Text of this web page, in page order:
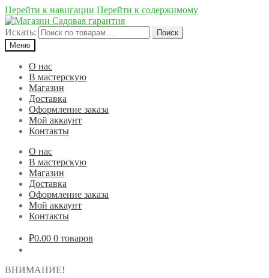
Перейти к навигации Перейти к содержимому
Искать:
Поиск
Меню
О нас
В мастерскую
Магазин
Доставка
Оформление заказа
Мой аккаунт
Контакты
О нас
В мастерскую
Магазин
Доставка
Оформление заказа
Мой аккаунт
Контакты
₽0.00 0 товаров
ВНИМАНИЕ!